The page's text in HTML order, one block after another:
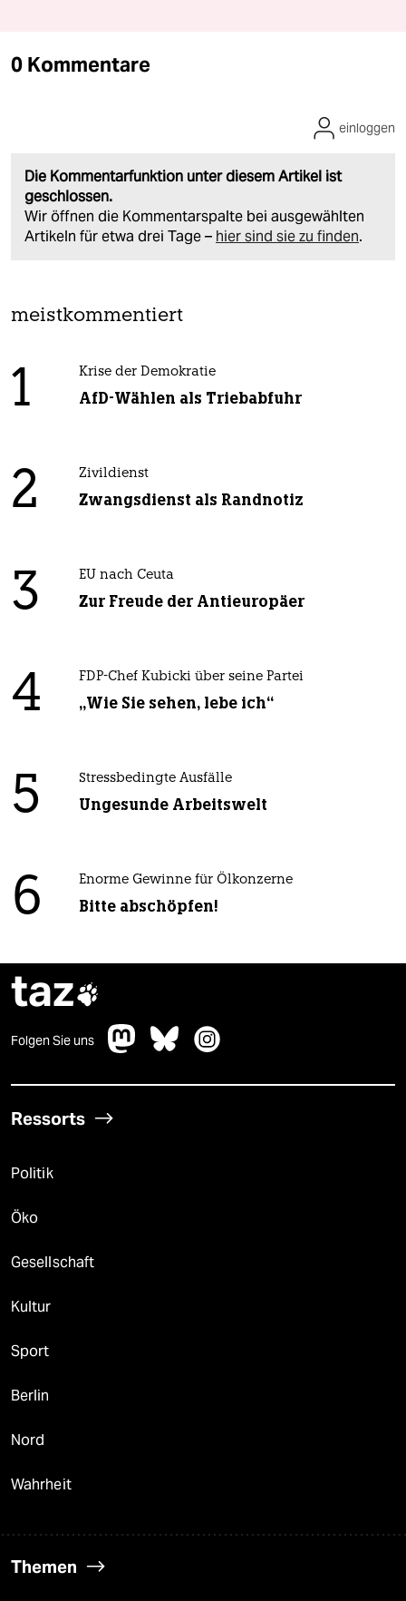
0 Kommentare
Die Kommentarfunktion unter diesem Artikel ist
geschlossen.
Wir öffnen die Kommentarspalte bei ausgewählten
Artikeln für etwa drei Tage – hier sind sie zu finden.
einloggen
meistkommentiert
1 Krise der Demokratie
AfD-Wählen als Triebabfuhr
2 Zivildienst
Zwangsdienst als Randnotiz
3 EU nach Ceuta
Zur Freude der Antieuropäer
4 FDP-Chef Kubicki über seine Partei
„Wie Sie sehen, lebe ich“
5 Stressbedingte Ausfälle
Ungesunde Arbeitswelt
6 Enorme Gewinne für Ölkonzerne
Bitte abschöpfen!
taz
Folgen Sie uns
Ressorts
Politik
Öko
Gesellschaft
Kultur
Sport
Berlin
Nord
Wahrheit
Themen